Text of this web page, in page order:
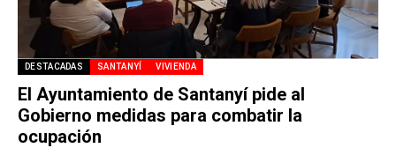
DESTACADAS SANTANYÍ VIVIENDA
El Ayuntamiento de Santanyí pide al
Gobierno medidas para combatir la
ocupación